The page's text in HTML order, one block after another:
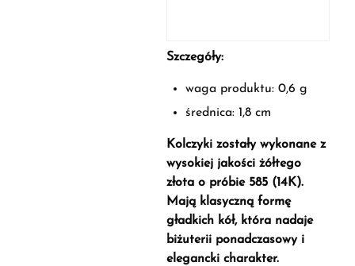
Szczegóły:
waga produktu: 0,6 g
średnica: 1,8 cm
Kolczyki zostały wykonane z
wysokiej jakości żółtego
złota o próbie 585 (14K).
Mają klasyczną formę
gładkich kół, która nadaje
biżuterii ponadczasowy i
elegancki charakter.